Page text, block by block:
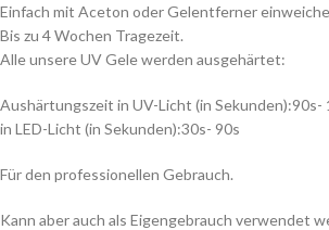
Einfach mit Aceton oder Gelentferner
Bis zu 4 Wochen Tragezeit.
Alle unsere UV Gele werden ausgehärtet:
Aushärtungszeit in UV-Licht (in
in LED-Licht (in Sekunden):30s- 90s
Für den professionellen Gebrauch.
Kann aber auch als Eigengebrauch verwendet